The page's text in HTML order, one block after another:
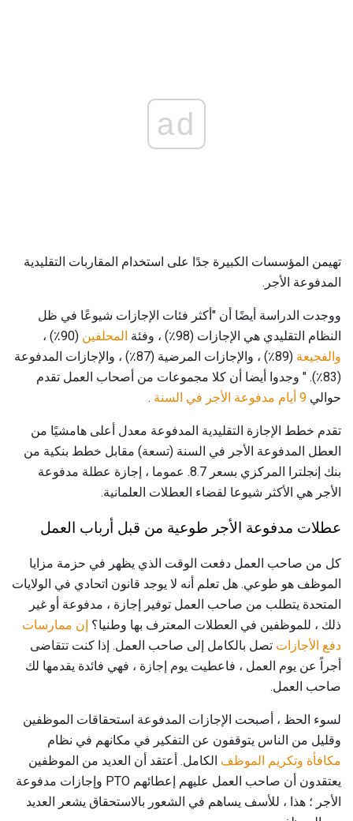
ad
تهيمن المؤسسات الكبيرة جدًا على استخدام المقاربات التقليدية
المدفوعة الأجر.
ووجدت الدراسة أيضًا أن "أكثر فئات الإجازات شيوعًا في ظل
النظام التقليدي هي الإجازات (98٪) ، وفئة
المحلفين (90٪) ،
والفجيعة
(89٪) ، والإجازات المرضية (87٪) ، والإجازات المدفوعة
(83٪). " وجدوا أيضا أن كلا مجموعات من أصحاب العمل تقدم
حوالي 9 أيام مدفوعة الأجر في السنة .
تقدم خطط الإجازة التقليدية المدفوعة معدل أعلى هامشيًا من
العطل المدفوعة الأجر في السنة (تسعة) مقابل خطط بنكية من
بنك إنجلترا المركزي بسعر 8.7. عموما ، إجازة عطلة مدفوعة
الأجر هي الأكثر شيوعا لقضاء العطلات العلمانية.
عطلات مدفوعة الأجر طوعية من قبل أرباب العمل
كل من صاحب العمل دفعت الوقت الذي يظهر في حزمة مزايا
الموظف هو طوعي. هل تعلم أنه لا يوجد قانون اتحادي في الولايات
المتحدة يتطلب من صاحب العمل توفير إجازة ، مدفوعة أو غير
ذلك ، للموظفين في العطلات المعترف بها وطنيا؟ إن ممارسات
دفع الأجازات تصل بالكامل إلى صاحب العمل. إذا كنت تتقاضى
أجراً عن يوم العمل ، فاعطيت يوم إجازة ، فهي فائدة يقدمها لك
صاحب العمل.
لسوء الحظ ، أصبحت الإجازات المدفوعة استحقاقات الموظفين
وقليل من الناس يتوقفون عن التفكير في مكانهم في نظام
مكافأة وتكريم الموظف الكامل. أعتقد أن العديد من الموظفين
يعتقدون أن صاحب العمل عليهم إعطائهم PTO وإجازات مدفوعة
الأجر ؛ هذا ، للأسف يساهم في الشعور بالاستحقاق يشعر العديد